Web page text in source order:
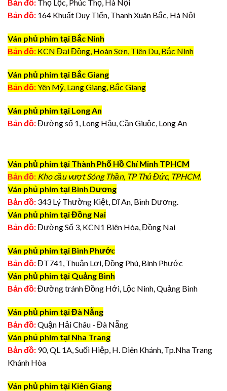
Bản đồ: Thọ Lộc, Phúc Thọ, Hà Nội
Bản đồ: 164 Khuất Duy Tiến, Thanh Xuân Bắc, Hà Nội
Ván phủ phim tại Bắc Ninh
Bản đồ: KCN Đại Đồng, Hoàn Sơn, Tiên Du, Bắc Ninh
Ván phủ phim tại Bắc Giang
Bản đồ:Yên Mỹ, Lạng Giang, Bắc Giang
Ván phủ phim tại Long An
Bản đồ:Đường số 1, Long Hậu, Cần Giuộc, Long An
Ván phủ phim tại Thành Phố Hồ Chí Minh TPHCM
Bản đồ: Kho cầu vượt Sóng Thần, TP Thủ Đức, TPHCM.
Ván phủ phim tại Bình Dương
Bản đồ: 343 Lý Thường Kiệt, Dĩ An, Bình Dương.
Ván phủ phim tại Đồng Nai
Bản đồ:Đường Số 3, KCN1 Biên Hòa, Đồng Nai
Ván phủ phim tại Bình Phước
Bản đồ:ĐT741, Thuận Lợi, Đồng Phú, Bình Phước
Ván phủ phim tại Quảng Bình
Bản đồ:Đường tránh Đồng Hới, Lộc Ninh, Quảng Bình
Ván phủ phim tại Đà Nẵng
Bản đồ:Quận Hải Châu - Đà Nẵng
Ván phủ phim tại Nha Trang
Bản đồ: 90, QL 1A, Suối Hiệp, H. Diên Khánh, Tp.Nha Trang
Khánh Hòa
Ván phủ phim tại Kiên Giang